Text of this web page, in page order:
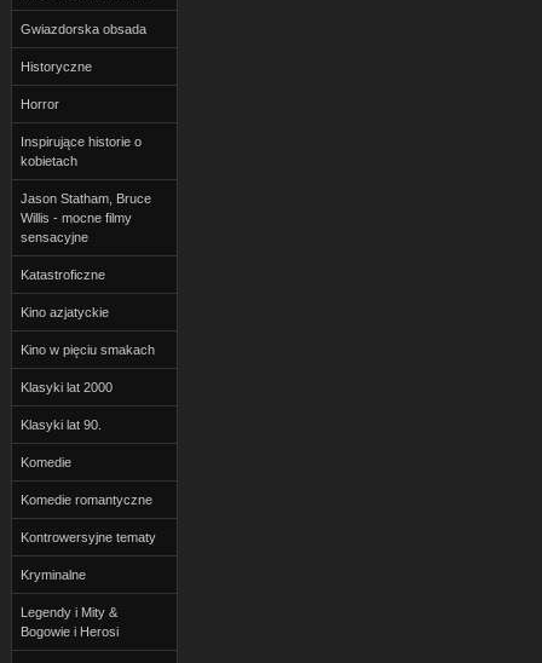
Gwiazdorska obsada
Historyczne
Horror
Inspirujące historie o
kobietach
Jason Statham, Bruce
Willis - mocne filmy
sensacyjne
Katastroficzne
Kino azjatyckie
Kino w pięciu smakach
Klasyki lat 2000
Klasyki lat 90.
Komedie
Komedie romantyczne
Kontrowersyjne tematy
Kryminalne
Legendy i Mity &
Bogowie i Herosi